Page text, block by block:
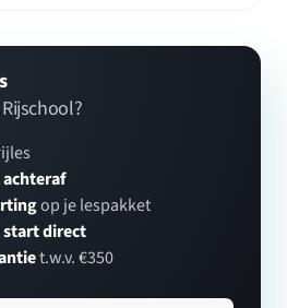
op je lespakket
start direct
t.w.v. €350